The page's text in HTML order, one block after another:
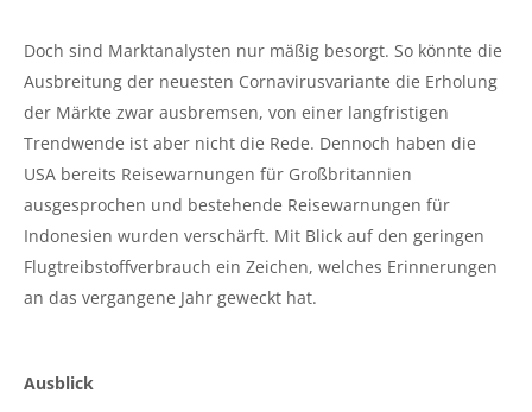
Doch sind Marktanalysten nur mäßig besorgt. So könnte die
Ausbreitung der neuesten Cornavirusvariante die Erholung
der Märkte zwar ausbremsen, von einer langfristigen
Trendwende ist aber nicht die Rede. Dennoch haben die
USA bereits Reisewarnungen für Großbritannien
ausgesprochen und bestehende Reisewarnungen für
Indonesien wurden verschärft. Mit Blick auf den geringen
Flugtreibstoffverbrauch ein Zeichen, welches Erinnerungen
an das vergangene Jahr geweckt hat.
Ausblick